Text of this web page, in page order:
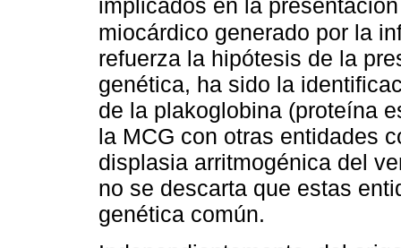
implicados en la
miocárdico generado por la
refuerza la hipótesis de la
genética, ha sido la
de la plakoglobina (proteína
la MCG con otras entidades
displasia arritmogénica del
no se descarta que estas
genética común.